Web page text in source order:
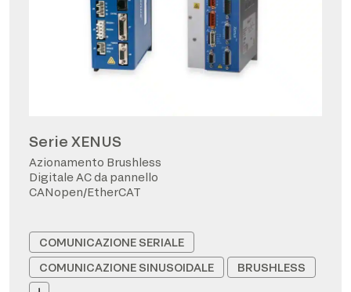
Serie XENUS
Azionamento Brushless
Digitale AC da pannello
CANopen/EtherCAT
COMUNICAZIONE SERIALE
COMUNICAZIONE SINUSOIDALE
BRUSHLESS